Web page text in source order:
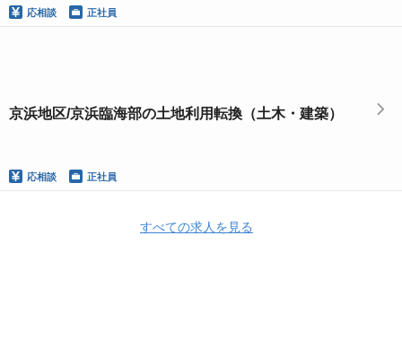
応相談 正社員
京浜地区/京浜臨海部の土地利用転換（土木・建築）
応相談 正社員
すべての求人を見る